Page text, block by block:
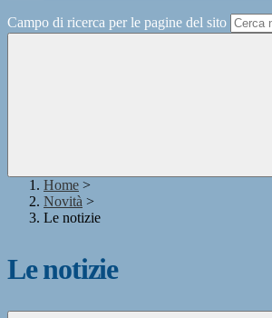
Campo di ricerca per le pagine del sito
Home >
Novità >
Le notizie
Le notizie